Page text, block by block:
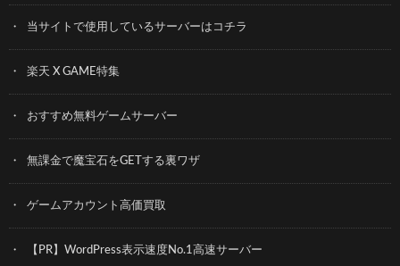
当サイトで使用しているサーバーはコチラ
楽天 X GAME特集
おすすめ無料ゲームサーバー
無課金で魔宝石をGETする裏ワザ
ゲームアカウント高価買取
【PR】WordPress表示速度No.1高速サーバー